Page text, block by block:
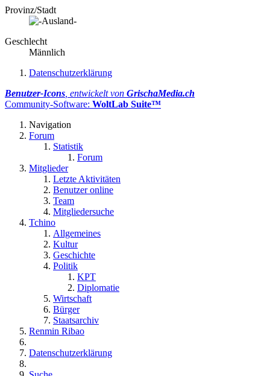
Provinz/Stadt
Geschlecht
Männlich
Datenschutzerklärung
Benutzer-Icons , entwickelt von GrischaMedia.ch
Community-Software: WoltLab Suite™
Navigation
Forum
Statistik
Forum
Mitglieder
Letzte Aktivitäten
Benutzer online
Team
Mitgliedersuche
Tchino
Allgemeines
Kultur
Geschichte
Politik
KPT
Diplomatie
Wirtschaft
Bürger
Staatsarchiv
Renmin Ribao
Datenschutzerklärung